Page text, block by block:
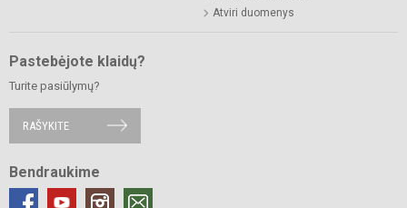
Atviri duomenys
Pastebėjote klaidų?
Turite pasiūlymų?
RAŠYKITE
Bendraukime